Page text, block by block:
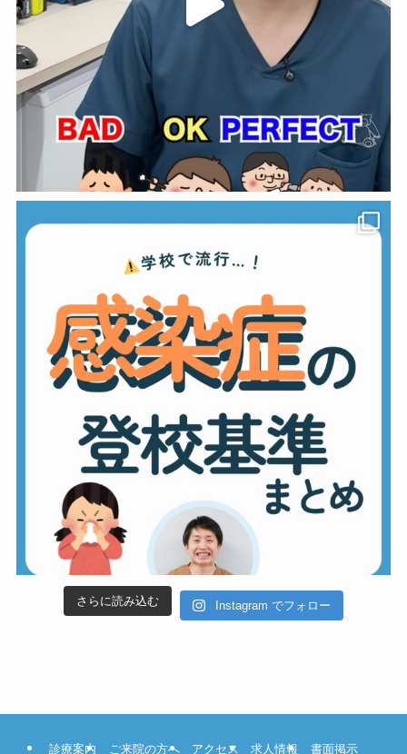
さらに読み込む Instagram でフォロー
診療案内 ご来院の方へ アクセス 求人情報 書面掲示